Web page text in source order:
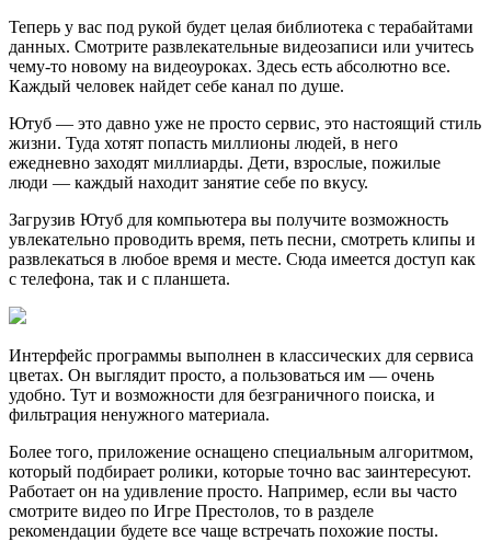
Теперь у вас под рукой будет целая библиотека с терабайтами
данных. Смотрите развлекательные видеозаписи или учитесь
чему-то новому на видеоуроках. Здесь есть абсолютно все.
Каждый человек найдет себе канал по душе.
Ютуб — это давно уже не просто сервис, это настоящий стиль
жизни. Туда хотят попасть миллионы людей, в него
ежедневно заходят миллиарды. Дети, взрослые, пожилые
люди — каждый находит занятие себе по вкусу.
Загрузив Ютуб для компьютера вы получите возможность
увлекательно проводить время, петь песни, смотреть клипы и
развлекаться в любое время и месте. Сюда имеется доступ как
с телефона, так и с планшета.
Интерфейс программы выполнен в классических для сервиса
цветах. Он выглядит просто, а пользоваться им — очень
удобно. Тут и возможности для безграничного поиска, и
фильтрация ненужного материала.
Более того, приложение оснащено специальным алгоритмом,
который подбирает ролики, которые точно вас заинтересуют.
Работает он на удивление просто. Например, если вы часто
смотрите видео по Игре Престолов, то в разделе
рекомендации будете все чаще встречать похожие посты.